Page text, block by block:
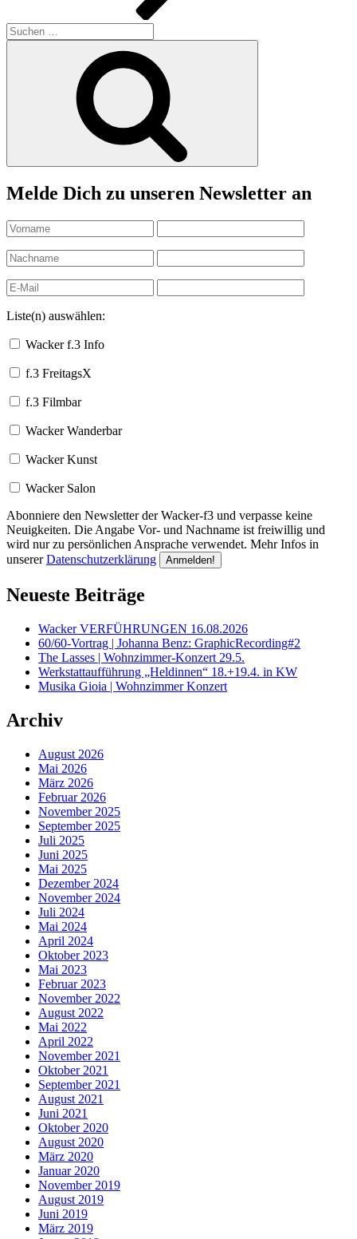
Suchen
nach:
Melde Dich zu unseren Newsletter an
Liste(n) auswählen:
Wacker f.3 Info
f.3 FreitagsX
f.3 Filmbar
Wacker Wanderbar
Wacker Kunst
Wacker Salon
Abonniere den Newsletter der Wacker-f3 und verpasse keine
Neuigkeiten. Die Angabe Vor- und Nachname ist freiwillig und
wird nur zu persönlichen Ansprache verwendet. Mehr Infos in
unsererDatenschutzerklärung
Neueste Beiträge
Wacker VERFÜHRUNGEN 16.08.2026
60/60-Vortrag | Johanna Benz: GraphicRecording#2
The Lasses | Wohnzimmer-Konzert 29.5.
Werkstattaufführung „Heldinnen“ 18.+19.4. in KW
Musika Gioia | Wohnzimmer Konzert
Archiv
August 2026
Mai 2026
März 2026
Februar 2026
November 2025
September 2025
Juli 2025
Juni 2025
Mai 2025
Dezember 2024
November 2024
Juli 2024
Mai 2024
April 2024
Oktober 2023
Mai 2023
Februar 2023
November 2022
August 2022
Mai 2022
April 2022
November 2021
Oktober 2021
September 2021
August 2021
Juni 2021
Oktober 2020
August 2020
März 2020
Januar 2020
November 2019
August 2019
Juni 2019
März 2019